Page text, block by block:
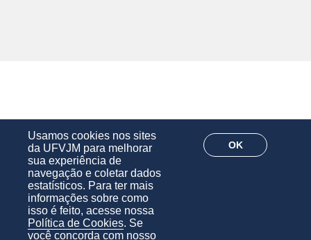
Usamos cookies nos sites
da UFVJM para melhorar
sua experiência de
navegação e coletar dados
estatísticos. Para ter mais
informações sobre como
isso é feito, acesse nossa
Política de Cookies. Se
você concorda com nosso
OK